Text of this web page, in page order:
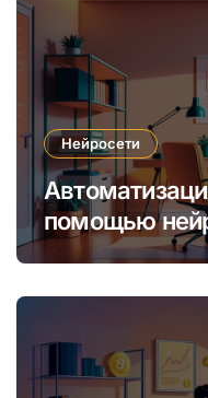
Нейросети
помощью
увеличить